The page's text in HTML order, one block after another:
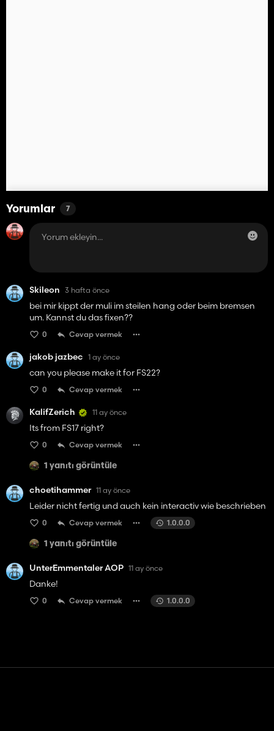
Yorumlar 7
Skileon 3 hafta önce
bei mir kippt der muli im steilen hang oder beim bremsen
um. Kannst du das fixen??
0 Cevap vermek
jakob jazbec 1 ay önce
can you please make it for FS22?
0 Cevap vermek
KalifZerich 11 ay önce
Its from FS17 right?
0 Cevap vermek
1 yanıtı görüntüle
choetihammer 11 ay önce
Leider nicht fertig und auch kein interactiv wie beschrieben
0 Cevap vermek 1.0.0.0
1 yanıtı görüntüle
UnterEmmentaler AOP 11 ay önce
Danke!
0 Cevap vermek 1.0.0.0